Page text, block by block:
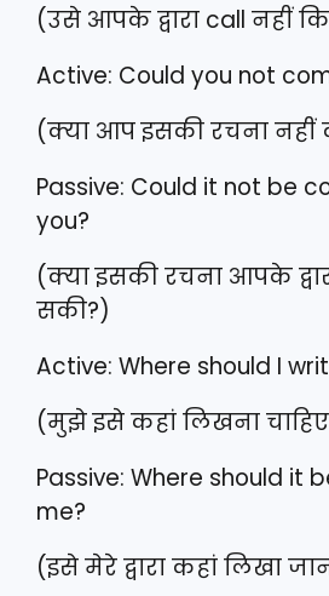
(उसे आपके द्वारा call नहीं
Active: Could you not
(क्या आप इसकी रचना नहीं
Passive: Could it not be
you?
(क्या इसकी रचना आपके
सकी?)
Active: Where should I
(मुझे इसे कहां लिखना
Passive: Where should it
me?
(इसे मेरे द्वारा कहां लिखा